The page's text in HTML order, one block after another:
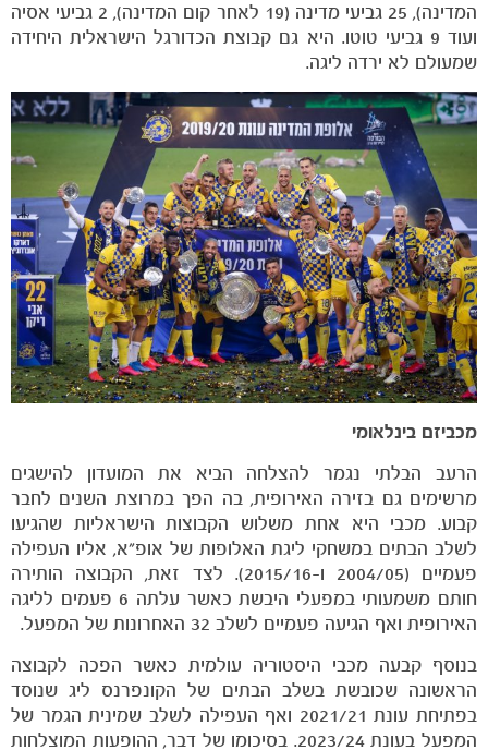
משחקים
ותוצאות
המדינה), 25 גביעי מדינה (19 לאחר קום המדינה), 2 גביעי אסיה
ועוד 9 גביעי טוטו. היא גם קבוצת הכדורגל הישראלית היחידה
שמעולם לא ירדה ליגה.
מכביזם בינלאומי
הרעב הבלתי נגמר להצלחה הביא את המועדון להישגים
מרשימים גם בזירה האירופית, בה הפך במרוצת השנים לחבר
קבוע. מכבי היא אחת משלוש הקבוצות הישראליות שהגיעו
לשלב הבתים במשחקי ליגת האלופות של אופ"א, אליו העפילה
פעמיים (2004/05 ו-2015/16). לצד זאת, הקבוצה הותירה
חותם משמעותי במפעלי היבשת כאשר עלתה 6 פעמים לליגה
האירופית ואף הגיעה פעמיים לשלב 32 האחרונות של המפעל.
בנוסף קבעה מכבי היסטוריה עולמית כאשר הפכה לקבוצה
הראשונה שכובשת בשלב הבתים של הקונפרנס ליג שנוסד
בפתיחת עונת 2021/21 ואף העפילה לשלב שמינית הגמר של
המפעל בעונת 2023/24. בסיכומו של דבר, ההופעות המוצלחות